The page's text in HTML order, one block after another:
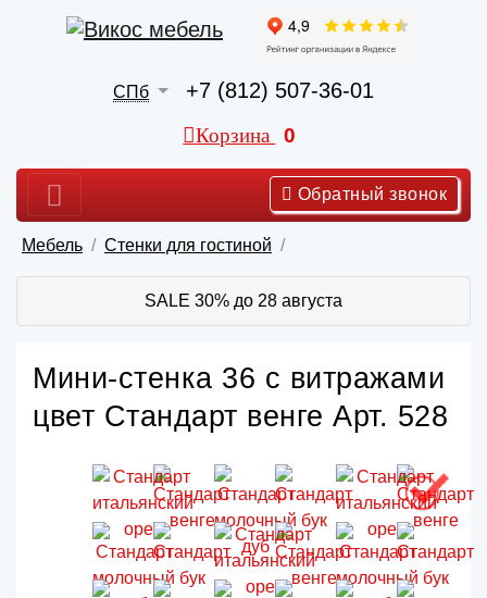
СПб +7 (812) 507-36-01
Корзина 0
Обратный звонок
Мебель Стенки для гостиной
SALE 30% до 28 августа
Мини-стенка 36 с витражами
цвет Стандарт венге Арт. 528